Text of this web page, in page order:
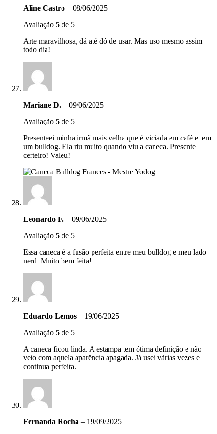
Aline Castro – 08/06/2025
Avaliação 5 de 5
Arte maravilhosa, dá até dó de usar. Mas uso mesmo assim
todo dia!
Mariane D. – 09/06/2025
Avaliação 5 de 5
Presenteei minha irmã mais velha que é viciada em café e tem
um bulldog. Ela riu muito quando viu a caneca. Presente
certeiro! Valeu!
Leonardo F. – 09/06/2025
Avaliação 5 de 5
Essa caneca é a fusão perfeita entre meu bulldog e meu lado
nerd. Muito bem feita!
Eduardo Lemos – 19/06/2025
Avaliação 5 de 5
A caneca ficou linda. A estampa tem ótima definição e não
veio com aquela aparência apagada. Já usei várias vezes e
continua perfeita.
Fernanda Rocha – 19/09/2025